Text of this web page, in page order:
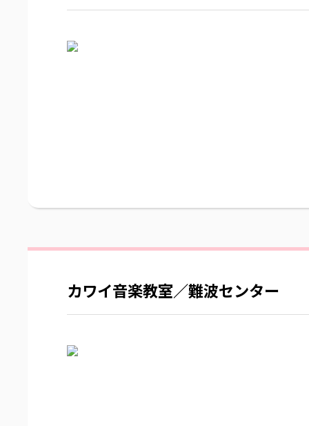
カワイ音楽教室／難波センター